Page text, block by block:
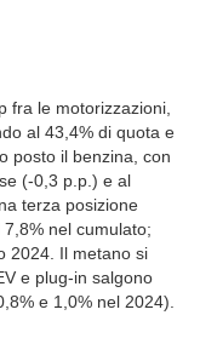
fra le motorizzazioni,
al 43,4% di quota e
posto il benzina, con
(-0,3 p.p.) e al
terza posizione
nel cumulato;
2024. Il metano si
e plug-in salgono
e 1,0% nel 2024).